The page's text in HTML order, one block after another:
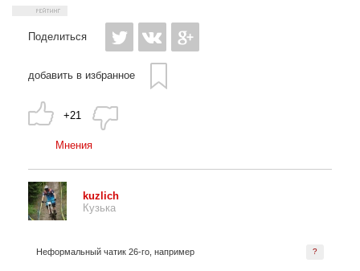
Поделиться
добавить в избранное
+21
Мнения
kuzlich
Кузька
?
Неформальный чатик 26-го, например